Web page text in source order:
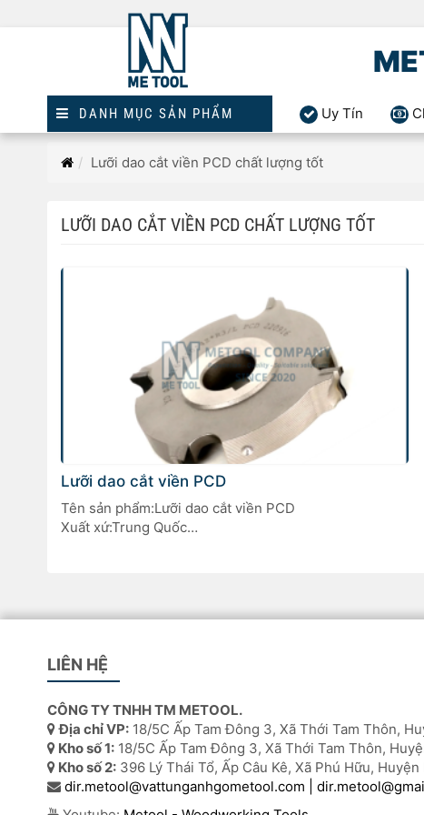
DANH MỤC SẢN PHẨM Uy Tín
TrangLưỡi dao cắt viền PCD chất lượng tốt
LƯỠI DAO CẮT VIỀN PCD CHẤT LƯỢNG TỐT
Lưỡi dao cắt viền PCD
Tên sản phẩm:Lưỡi dao cắt viền PCD
Xuất xứ:Trung Quốc
LIÊN HỆ
CÔNG TY TNHH TM METOOL.
Địa chỉ VP: 18/5C Ấp Tam Đông 3, Xã Thới Tam Thôn,
Kho số 1: 18/5C Ấp Tam Đông 3, Xã Thới Tam Thôn,
Kho số 2: 396 Lý Thái Tổ, Ấp Câu Kê, Xã Phú Hữu,
dir.metool@vattunganhgometool.com |